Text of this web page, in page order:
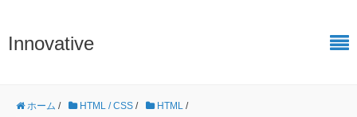
Innovative
ホーム / HTML / CSS / HTML /